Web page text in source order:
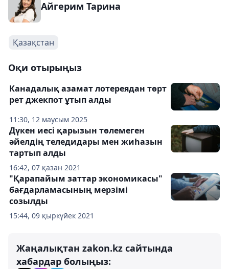
Айгерим Тарина
Қазақстан
Оқи отырыңыз
11:30, 12 маусым 2025
Канадалық азамат лотереядан төрт
рет джекпот ұтып алды
16:42, 07 қазан 2021
Дүкен иесі қарызын төлемеген
әйелдің теледидары мен жиһазын
тартып алды
15:44, 09 қыркүйек 2021
"Қарапайым заттар экономикасы"
бағдарламасының мерзімі
созылды
Жаңалықтан zakon.kz сайтында
хабардар болыңыз: